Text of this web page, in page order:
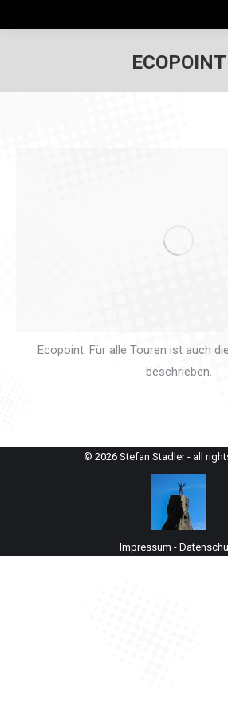
ECOPOINT
Ecopoint: Für alle Touren ist auch
beschrieben.
© 2026 Stefan Stadler - all
Impressum -